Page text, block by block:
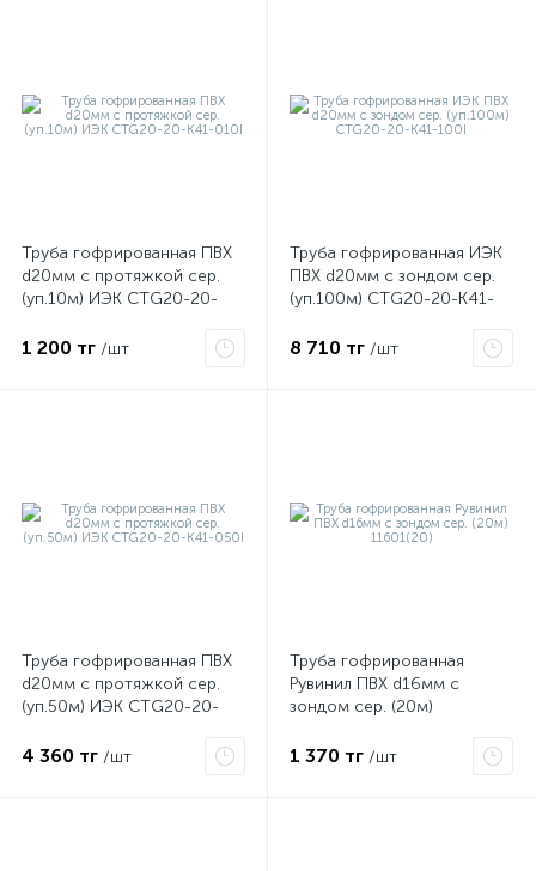
Труба гофрированная ПВХ
d20мм с протяжкой сер.
(уп.10м) ИЭК CTG20-20-
1 200 тг /шт
Труба гофрированная ИЭК
ПВХ d20мм с зондом сер.
(уп.100м) CTG20-20-K41-
8 710 тг /шт
Труба гофрированная ПВХ
d20мм с протяжкой сер.
(уп.50м) ИЭК CTG20-20-
4 360 тг /шт
Труба гофрированная
Рувинил ПВХ d16мм с
зондом сер. (20м)
1 370 тг /шт